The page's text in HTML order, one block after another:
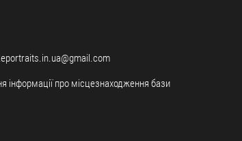
інформації про місцезнаходження бази